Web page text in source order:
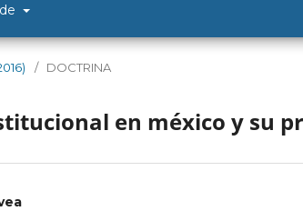
/ DOCTRINA
en méxico y su